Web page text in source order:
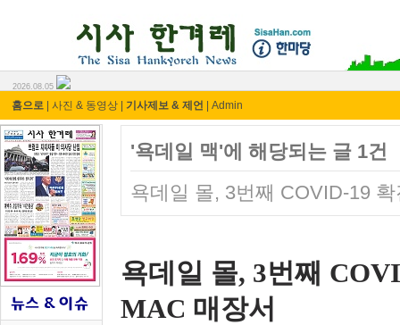
2026.08.05
홈으로 사진 & 동영상 기사제보 & 제언 Admin
'욕데일 맥'에 해당되는 글 1건
욕데일 몰, 3번째 COVID-19
욕데일 몰, 3번째
MAC 매장서